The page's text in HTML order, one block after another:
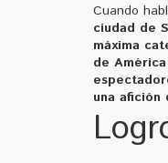
Cuando
ciudad de
máxima
de
una